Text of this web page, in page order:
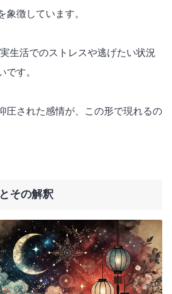
象徴しています。
生活でのストレスや逃げたい状況
です。
圧された感情が、この形で現れるの
その解釈